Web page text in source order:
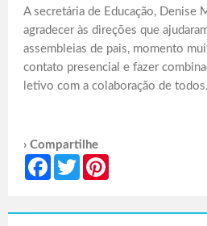
A secretária de Educação, Denise
agradecer às direções que
assembleias de pais, momento
contato presencial e fazer
letivo com a colaboração de todos.
› Compartilhe
Facebook
Twitter